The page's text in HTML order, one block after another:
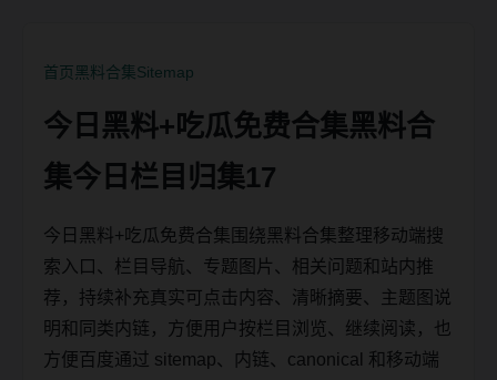
首页黑料合集Sitemap
今日黑料+吃瓜免费合集黑料合
集今日栏目归集17
今日黑料+吃瓜免费合集围绕黑料合集整理移动端搜
索入口、栏目导航、专题图片、相关问题和站内推
荐，持续补充真实可点击内容、清晰摘要、主题图说
明和同类内链，方便用户按栏目浏览、继续阅读，也
方便百度通过 sitemap、内链、canonical 和移动端